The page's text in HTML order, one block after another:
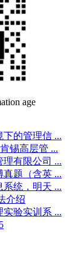
age
下的管理信 ...
锡高层管 ...
理有限公司 ...
真题（含英 ...
系统，明天 ...
介绍
实验实训系 ...